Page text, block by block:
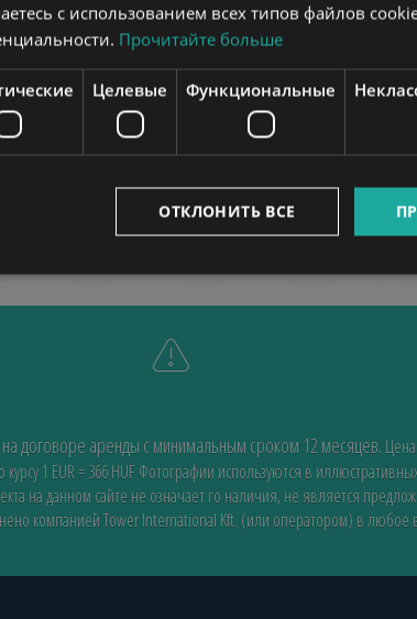
UTCA
плата:1.354.000 HUF(€3.700)
6 • 3 Спальни • 155 m
БОЛЬШЕ
договоре аренды с минимальным сроком 12 месяцев.
1 EUR = 366 HUFФотографии используются в
на данном сайте не означает го наличия, не является
компанией Tower International Kft. (или оператором) в любое
с использованием всех типов файлов
Прочитайте больше
Целевые Функциональные
ОТКЛОНИТЬ ВСЕ